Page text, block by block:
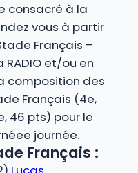
consacré à la
vous à partir
Français –
et/ou en
composition des
Français (4e,
46 pts) pour le
journée.
Français :